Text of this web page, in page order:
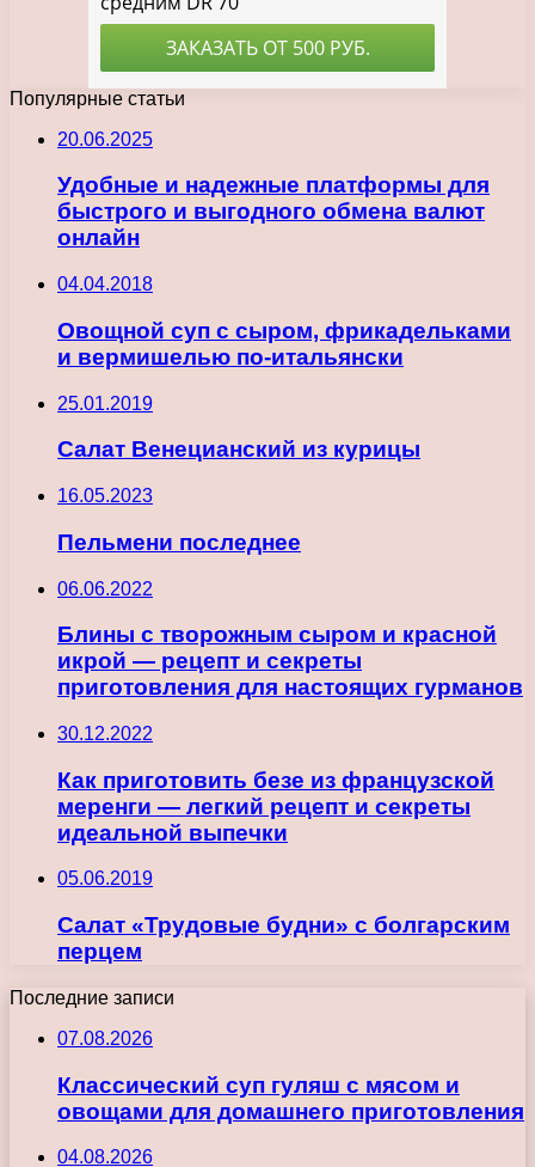
Популярные статьи
20.06.2025
Удобные и надежные платформы для
быстрого и выгодного обмена валют
онлайн
04.04.2018
Овощной суп с сыром, фрикадельками
и вермишелью по-итальянски
25.01.2019
Салат Венецианский из курицы
16.05.2023
Пельмени последнее
06.06.2022
Блины с творожным сыром и красной
икрой — рецепт и секреты
приготовления для настоящих гурманов
30.12.2022
Как приготовить безе из французской
меренги — легкий рецепт и секреты
идеальной выпечки
05.06.2019
Салат «Трудовые будни» с болгарским
перцем
Последние записи
07.08.2026
Классический суп гуляш с мясом и
овощами для домашнего приготовления
04.08.2026